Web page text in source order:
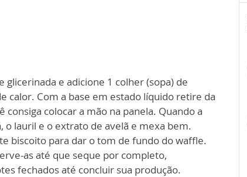
glicerinada e adicione 1 colher (sopa) de
calor. Com a base em estado líquido retire da
colocar a mão na panela. Quando a
o lauril e o extrato de avelã e mexa bem.
biscoito para dar o tom de fundo do waffle.
as até que seque por completo,
fechados até concluir sua produção.